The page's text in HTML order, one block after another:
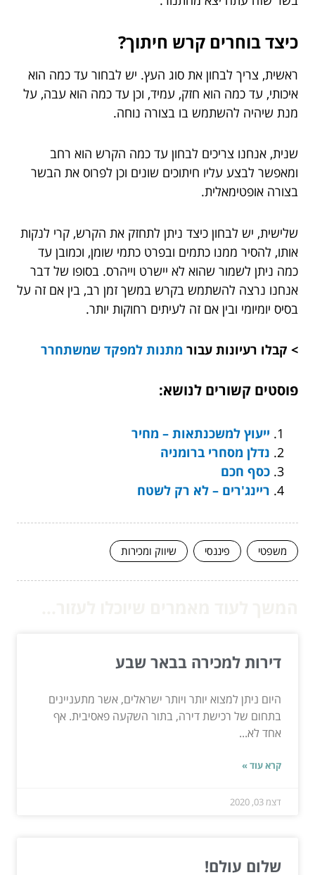
כיצד בוחרים קרש חיתוך?
ראשית, צריך לבחון את סוג העץ. יש לבחור עד כמה הוא
איכותי, עד כמה הוא חזק, עמיד, וכן עד כמה הוא עבה, על
מנת שיהיה להשתמש בו בצורה נוחה.
שנית, אנחנו צריכים לבחון עד כמה הקרש הוא רחב
ומאפשר לבצע עליו חיתוכים שונים וכן לפרוס את הבשר
בצורה אופטימאלית.
שלישית, יש לבחון כיצד ניתן לתחזק את הקרש, קרי לנקות
אותו, להסיר ממנו כתמים ובפרט כתמי שומן, וכמובן עד
כמה ניתן לשמור שהוא לא יישרט וייהרס. בסופו של דבר
אנחנו נרצה להשתמש בקרש במשך זמן רב, בין אם זה על
בסיס יומיומי ובין אם זה לעיתים רחוקות יותר.
> קבלו רעיונות עבור מתנות למפקד שמשתחרר
פוסטים קשורים לנושא:
ייעוץ למשכנתאות – מחיר
נדלן מסחרי ברומניה
כסף חכם
ריינג'רים – לא רק לשטח
משפטי פיננסי שיווק ומכירות
דירות למכירה בבאר שבע
היום ניתן למצוא יותר ויותר ישראלים, אשר מתעניינים
בתחום של רכישת דירה, בתור השקעה פאסיבית. אף
אחד לא...
קרא עוד »
דצמ 03, 2020
שלום עולם!